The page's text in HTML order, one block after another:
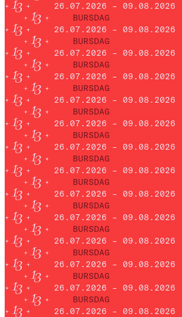
26.07.2026 – 09.08.2026
BURSDAG
26.07.2026 – 09.08.2026
BURSDAG
26.07.2026 – 09.08.2026
BURSDAG
26.07.2026 – 09.08.2026
BURSDAG
26.07.2026 – 09.08.2026
BURSDAG
26.07.2026 – 09.08.2026
BURSDAG
26.07.2026 – 09.08.2026
BURSDAG
26.07.2026 – 09.08.2026
BURSDAG
26.07.2026 – 09.08.2026
BURSDAG
26.07.2026 – 09.08.2026
BURSDAG
26.07.2026 – 09.08.2026
BURSDAG
26.07.2026 – 09.08.2026
BURSDAG
26.07.2026 – 09.08.2026
BURSDAG
26.07.2026 – 09.08.2026